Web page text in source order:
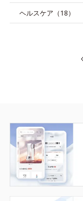
ヘルスケア（18）